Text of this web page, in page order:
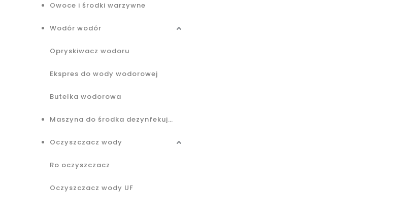
Owoce i środki warzywne
Wodór wodór
Opryskiwacz wodoru
Ekspres do wody wodorowej
Butelka wodorowa
Maszyna do środka dezynfekującego
Oczyszczacz wody
Ro oczyszczacz
Oczyszczacz wody UF